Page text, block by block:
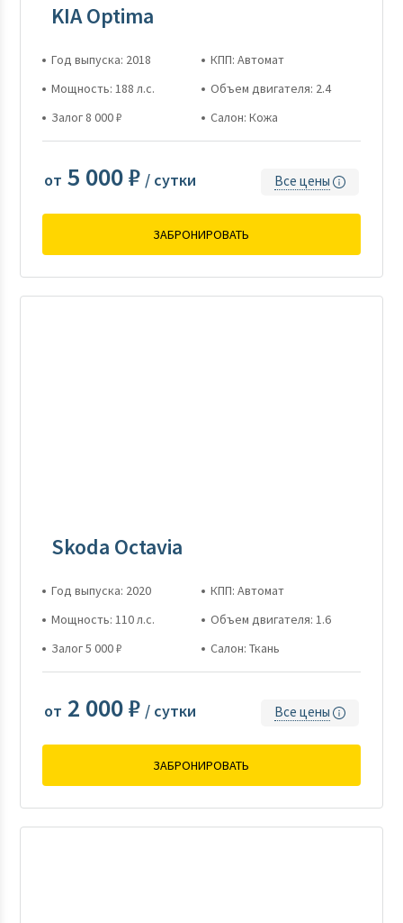
KIA Optima
Год выпуска: 2018
КПП: Автомат
Мощность: 188 л.с.
Объем двигателя: 2.4
Залог 8 000 ₽
Салон: Кожа
от 5 000 ₽ / сутки Все цены
ЗАБРОНИРОВАТЬ
Skoda Octavia
Год выпуска: 2020
КПП: Автомат
Мощность: 110 л.с.
Объем двигателя: 1.6
Залог 5 000 ₽
Салон: Ткань
от 2 000 ₽ / сутки Все цены
ЗАБРОНИРОВАТЬ